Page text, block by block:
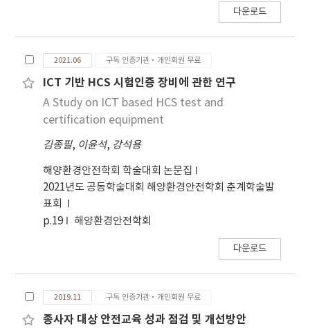
다운로드
2021.06 구독 인증기관·개인회원 무료
ICT 기반 HCS 시험인증 장비에 관한 연구
A Study on ICT based HCS test and
certification equipment
김종필, 이윤석, 강석용
해양환경안전학회 학술대회 논문집
2021년도 공동학술대회 해양환경안전학회 춘계학술발
표회
p.19
해양환경안전학회
다운로드
2019.11 구독 인증기관·개인회원 무료
종사자 대상 안전교육 성과 점검 및 개선방안